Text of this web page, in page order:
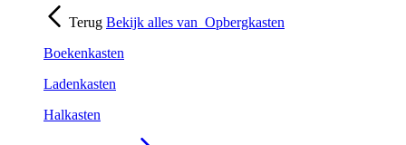
Terug Bekijk alles van Opbergkasten
Boekenkasten
Ladenkasten
Halkasten